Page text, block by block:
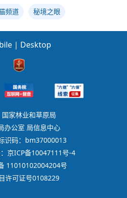
频道 秘境之眼
| Desktop
国家林业和草原局
办公室 局信息中心
识码：bm37000013
京ICP备10047111号-4
11010102004204号
许可证号0108229